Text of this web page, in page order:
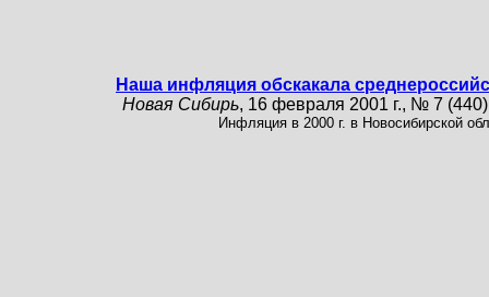
Наша инфляция обскакала
Новая Сибирь, 16 февраля 2001 г., № 7
Инфляция в 2000 г. в Новосибирской